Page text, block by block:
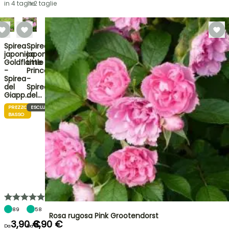
in 4 tagliein 2 taglie
Spirea
japonica
Goldflame
-
Spirea
del
Giapp…
PREZZO
BASSO
89
Da3,90 €
Spirea
japonica
Little
Princess
-
Spirea
del…
ESCLUSIVO
58
Da3,90 €
Rosa rugosa Pink Grootendorst